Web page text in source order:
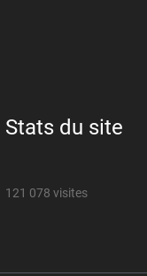
Stats du site
121 078 visites